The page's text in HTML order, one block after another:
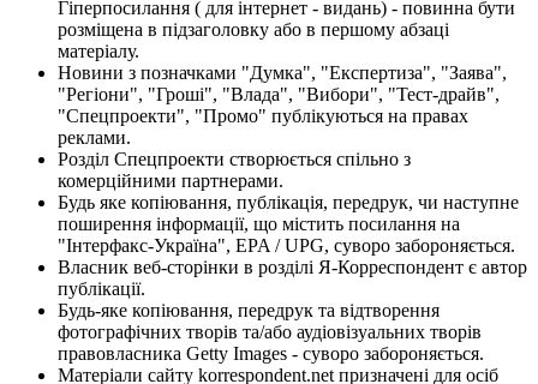
Гіперпосилання ( для інтернет - видань) - повинна бути
розміщена в підзаголовку або в першому абзаці
матеріалу.
Новини з позначками "Думка", "Експертиза", "Заява",
"Регіони", "Гроші", "Влада", "Вибори", "Тест-драйв",
"Спецпроекти", "Промо" публікуються на правах
реклами.
Розділ Спецпроекти створюється спільно з
комерційними партнерами.
Будь яке копіювання, публікація, передрук, чи наступне
поширення інформації, що містить посилання на
"Інтерфакс-Україна", EPA / UPG, суворо забороняється.
Власник веб-сторінки в розділі Я-Корреспондент є автор
публікації.
Будь-яке копіювання, передрук та відтворення
фотографічних творів та/або аудіовізуальних творів
правовласника Getty Images - суворо забороняється.
Матеріали сайту korrespondent.net призначені для осіб